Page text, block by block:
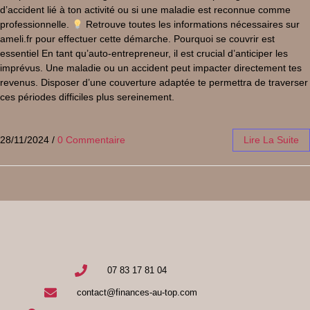
d’accident lié à ton activité ou si une maladie est reconnue comme
professionnelle.
Retrouve toutes les informations nécessaires sur
ameli.fr pour effectuer cette démarche. Pourquoi se couvrir est
essentiel En tant qu’auto-entrepreneur, il est crucial d’anticiper les
imprévus. Une maladie ou un accident peut impacter directement tes
revenus. Disposer d’une couverture adaptée te permettra de traverser
ces périodes difficiles plus sereinement.
28/11/2024 / 0 Commentaire Lire La Suite
07 83 17 81 04
contact@finances-au-top.com